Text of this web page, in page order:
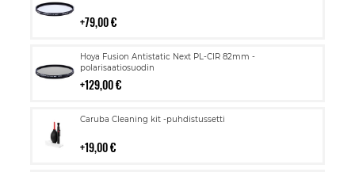
79,00 €
Hoya Fusion Antistatic Next PL-CIR 82mm -
polarisaatiosuodin
129,00 €
Lisää
ostoskoriin
Caruba Cleaning kit -puhdistussetti
19,00 €
Lisää